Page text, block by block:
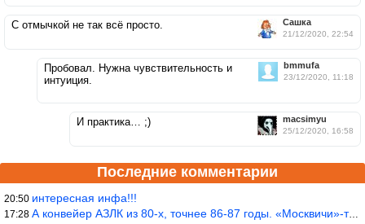
Сашка
21/12/2020, 22:54
С отмычкой не так всё просто.
bmmufa
23/12/2020, 11:18
Пробовал. Нужна чувствительность и
интуиция.
macsimyu
25/12/2020, 16:58
И практика… ;)
Последние комментарии
20:50 интересная инфа!!!
17:28 А конвейер АЗЛК из 80-х, точнее 86-87 годы. «Москвичи»-то из пер